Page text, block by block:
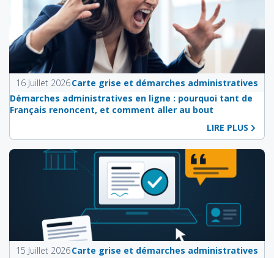
16 Juillet 2026Carte grise et démarches administratives
Démarches administratives en ligne : pourquoi tant de
Français renoncent, et comment aller au bout
LIRE PLUS
15 Juillet 2026Carte grise et démarches administratives